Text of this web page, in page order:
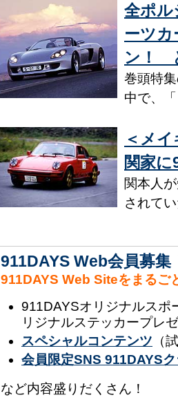
全ポル
ーツ
ン！
巻頭特
中で、
＜メ
関家
関本人
されて
911DAYS Web会員募集
911DAYS Web Siteをまるご
911DAYSオリジナルスポ
リジナルステッカープレ
スペシャルコンテンツ （
会員限定SNS 911DAYS
など内容盛りだくさん！